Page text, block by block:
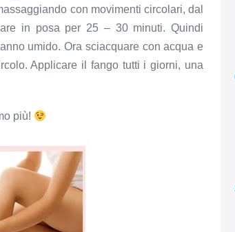
con movimenti circolari, dal
in posa per 25 – 30 minuti. Quindi
umido. Ora sciacquare con acqua e
Applicare il fango tutti i giorni, una
più!